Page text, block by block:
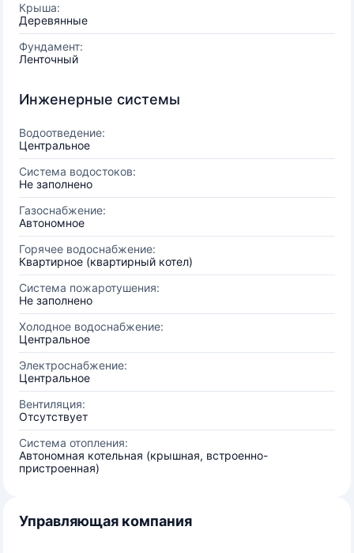
Крыша:
Деревянные
Фундамент:
Ленточный
Инженерные системы
Водоотведение:
Центральное
Система водостоков:
Не заполнено
Газоснабжение:
Автономное
Горячее водоснабжение:
Квартирное (квартирный котел)
Система пожаротушения:
Не заполнено
Холодное водоснабжение:
Центральное
Электроснабжение:
Центральное
Вентиляция:
Отсутствует
Система отопления:
Автономная котельная (крышная, встроенно-
пристроенная)
Управляющая компания